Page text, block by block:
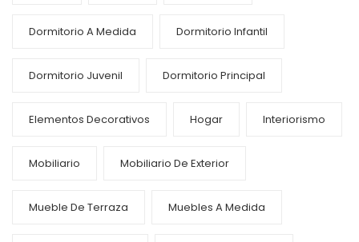
Dormitorio A Medida Dormitorio Infantil
Dormitorio Juvenil Dormitorio Principal
Elementos Decorativos Hogar Interiorismo
Mobiliario Mobiliario De Exterior
Mueble De Terraza Muebles A Medida